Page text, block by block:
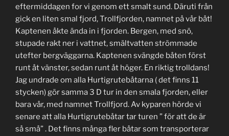
eftermiddagen for vi genom ett smalt sund. Däruti från
gick en liten smal fjord, Trollfjorden, namnet på vår båt!
Kaptenen åkte ända in i fjorden. Bergen, med snö,
stupade rakt ner i vattnet, smältvatten strömmade
utefter bergväggarna. Kaptenen svängde båten först
runt åt vänster, sedan runt åt höger. En riktig trolldans!
Jag undrade om alla Hurtigrutebåtarna ( det finns 11
stycken) gör samma 3 D tur in den smala fjorden, eller
bara vår, med namnet Trollfjord. Av kyparen hörde vi
senare att alla Hurtigrutebåtar tar turen ” för att de är
så små” . Det finns många fler båtar som transporterar